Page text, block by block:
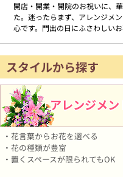
開店・開業・開院のお祝いに、
た。迷ったらまず、アレンジメ
心です。門出の日にふさわしいお
スタイルから探す
アレンジメン
・花言葉からお花を選べる
・花の種類が豊富
・置くスペースが限られてもOK